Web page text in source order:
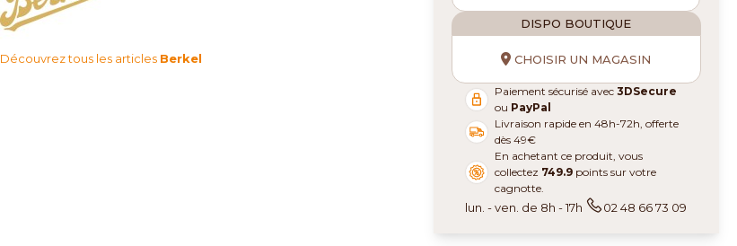
Découvrez tous les articles Berkel
DISPO BOUTIQUE
CHOISIR UN MAGASIN
Paiement sécurisé avec3DSecure
ou PayPal
Livraison rapide en 48h-72h, offerte
dès 49€
En achetant ce produit, vous
collectez 749.9 points sur votre
cagnotte.
lun. - ven. de 8h - 17h 02 48 66 73 09